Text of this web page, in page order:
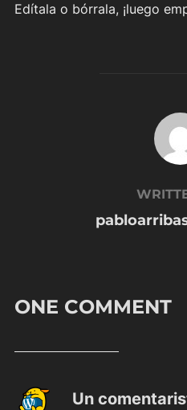
Edítala o bórrala, ¡luego
POST
ONE COMMENT
Un